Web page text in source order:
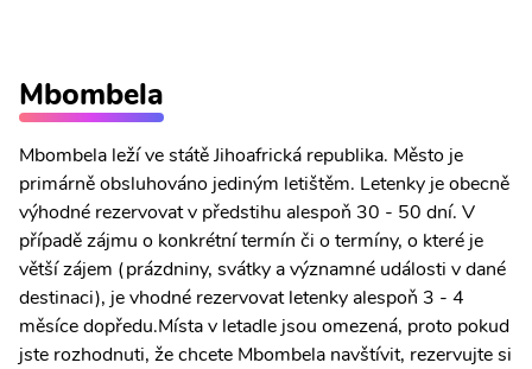
Mbombela
Mbombela leží ve státě Jihoafrická republika. Město je
primárně obsluhováno jediným letištěm. Letenky je obecně
výhodné rezervovat v předstihu alespoň 30 - 50 dní. V
případě zájmu o konkrétní termín či o termíny, o které je
větší zájem (prázdniny, svátky a významné události v dané
destinaci), je vhodné rezervovat letenky alespoň 3 - 4
měsíce dopředu.Místa v letadle jsou omezená, proto pokud
jste rozhodnuti, že chcete Mbombela navštívit, rezervujte si